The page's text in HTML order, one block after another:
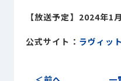
Sustainability
サステナビリティ
【放送予定】2024年
公式サイト： ラヴィッ